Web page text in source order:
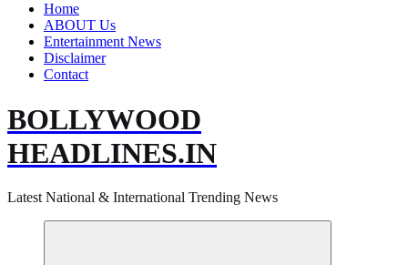
Home
ABOUT Us
Entertainment News
Disclaimer
Contact
BOLLYWOOD
HEADLINES.IN
Latest National & International Trending News